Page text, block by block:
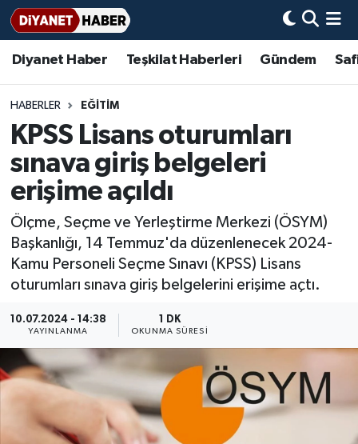
Diyanet Haber Teşkilat Haberleri Gündem
HABERLER EĞİTİM
KPSS Lisans oturumları
sınava giriş belgeleri
erişime açıldı
Ölçme, Seçme ve Yerleştirme Merkezi (ÖSYM)
Başkanlığı, 14 Temmuz'da düzenlenecek 2024-
Kamu Personeli Seçme Sınavı (KPSS) Lisans
oturumları sınava giriş belgelerini erişime açtı.
10.07.2024 - 14:38
YAYINLANMA
1 DK
OKUNMA SÜRESI
Diyanet Haber
Teşkilat Haberleri
Adana Müftülüğü
Adıyaman Müftülüğü
Afyonkarahisar Müftülüğü
Ağrı Müftülüğü
Aksaray Müftülüğü
Amasya Müftülüğü
Antalya Müftülüğü
Ardahan Müftülüğü
Artvin Müftülüğü
Gündem
#Keşfet
Bir Ayet
Bir Hikaye
Biyografiler
Dini kavramlar
Diyanet Bilgi
Diyanet Takvimi
Hadislerle İslam
Kudüs
Kurban
Basında Bugün
DİYANET eKİTAP
Aile Dergisi
Aylık Dergi
TDV
Hutbeler
DİYANET AKADEMİ
İmam Hatip Okulları
Başmakale
Hadis-i Şerifler
Hayat Okumaları
Nöbetçi Eczaneler
Hava Durumu
Ankara Namaz Vakitleri
Trafik Durumu
Süper Lig Puan Durumu ve Fikstür
Tüm Manşetler
Haber Arşivi